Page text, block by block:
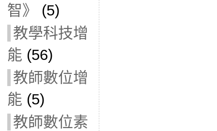
智》
(5)
教學科技增
能 (56)
教師數位增
能 (5)
教師數位素